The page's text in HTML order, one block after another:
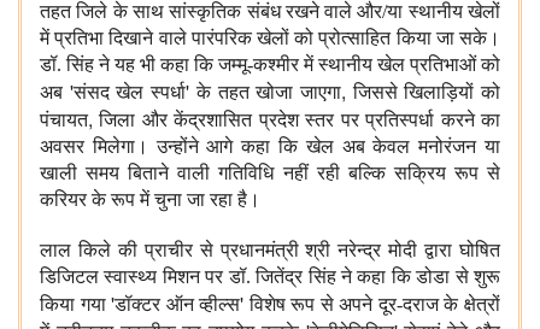
तहत जिले के साथ सांस्कृतिक संबंध रखने वाले और/या स्थानीय खेलों
में प्रतिभा दिखाने वाले पारंपरिक खेलों को प्रोत्साहित किया जा सके।
डॉ. सिंह ने यह भी कहा कि जम्मू-कश्मीर में स्थानीय खेल प्रतिभाओं को
अब 'संसद खेल स्पर्धा'के तहत खोजा जाएगा,जिससे खिलाड़ियों को
पंचायत,जिला और केंद्रशासित प्रदेश स्तर पर प्रतिस्पर्धा करने का
अवसर मिलेगा। उन्होंने आगे कहा कि खेल अब केवल मनोरंजन या
खाली समय बिताने वाली गतिविधि नहीं रही बल्कि सक्रिय रूप से
करियर के रूप में चुना जा रहा है।
लाल किले की प्राचीर से प्रधानमंत्री श्री नरेन्द्र मोदी द्वारा घोषित
डिजिटल स्वास्थ्य मिशन पर डॉ. जितेंद्र सिंह ने कहा कि डोडा से शुरू
किया गया'डॉक्टर ऑन व्हील्स'विशेष रूप से अपने दूर-दराज के क्षेत्रों